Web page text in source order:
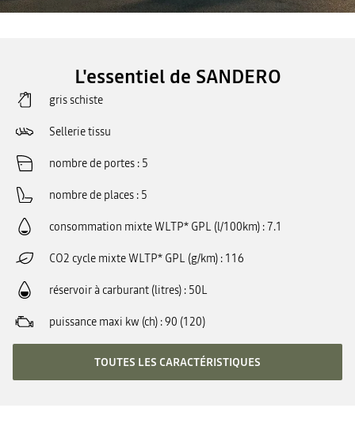
L'essentiel de SANDERO
gris schiste
Sellerie tissu
nombre de portes 5
nombre de places 5
consommation mixte WLTP* GPL (l/100km) 7.1
CO2 cycle mixte WLTP* GPL (g/km) 116
réservoir à carburant (litres) 50L
puissance maxi kw (ch) 90 (120)
TOUTES LES CARACTÉRISTIQUES